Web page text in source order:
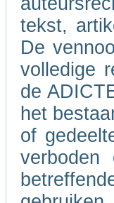
tekst,
De
volledige
de
het
of